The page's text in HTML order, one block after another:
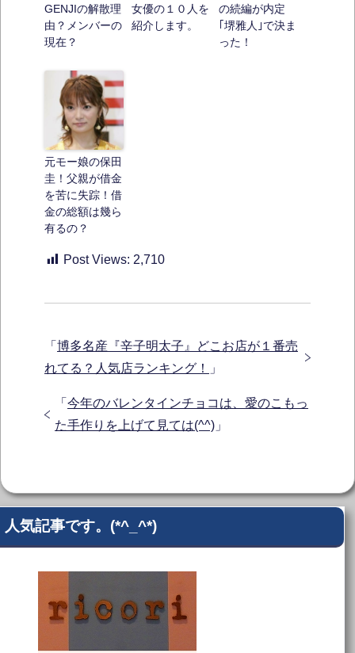
GENJIの解散理
由？メンバーの
現在？
女優の１０人を
紹介します。
の続編が内定
｢堺雅人｣で決ま
った！
元モー娘の保田
圭！父親が借金
を苦に失踪！借
金の総額は幾ら
有るの？
Post Views: 2,710
「 博多名産『辛子明太子』どこお店が１番売
れてる？人気店ランキング！
」
「 今年のバレンタインチョコは、愛のこもっ
た手作りを上げて見ては(^^) 」
人気記事です。(*^_^*)